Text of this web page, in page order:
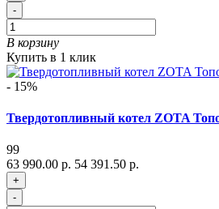
-
В корзину
Купить в 1 клик
- 15%
Твердотопливный котел ZOTA
99
63 990.00 р. 54 391.50 р.
+
-